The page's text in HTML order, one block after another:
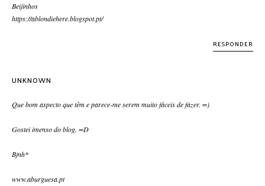
Beijinhos
https://ablondiehere.blogspot.pt/
RESPONDER
UNKNOWN
Que bom aspecto que têm e parece-me serem muito fáceis de fazer. =)
Gostei imenso do blog. =D
Bjnh*
www.aburguesa.pt